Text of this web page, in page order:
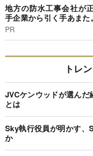
地方の防水工事会社が
手企業から引く手あま
PR
トレ
JVCケンウッドが選ん
とは
Sky執行役員が明かす、
か